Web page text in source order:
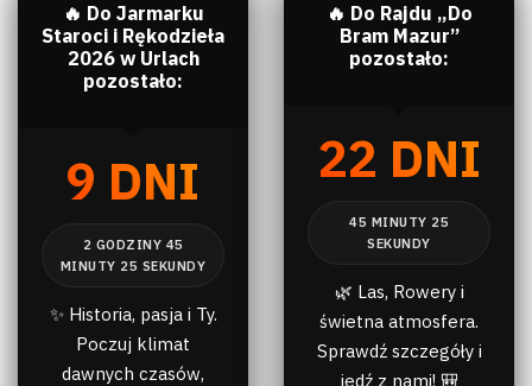
🔥 Do Jarmarku
Staroci i Rękodzieła
2026 w Urlach
pozostało:
9 DNI
✨ Historia, pasja i Ty.
Poczuj klimat
dawnych czasów,
🔥 Do Rajdu „Do
Bram Mazur”
pozostało:
22 DNI
🌿 Las, Rowery i
świetna atmosfera.
Sprawdź szczegóły i
jedź z nami! 🎒